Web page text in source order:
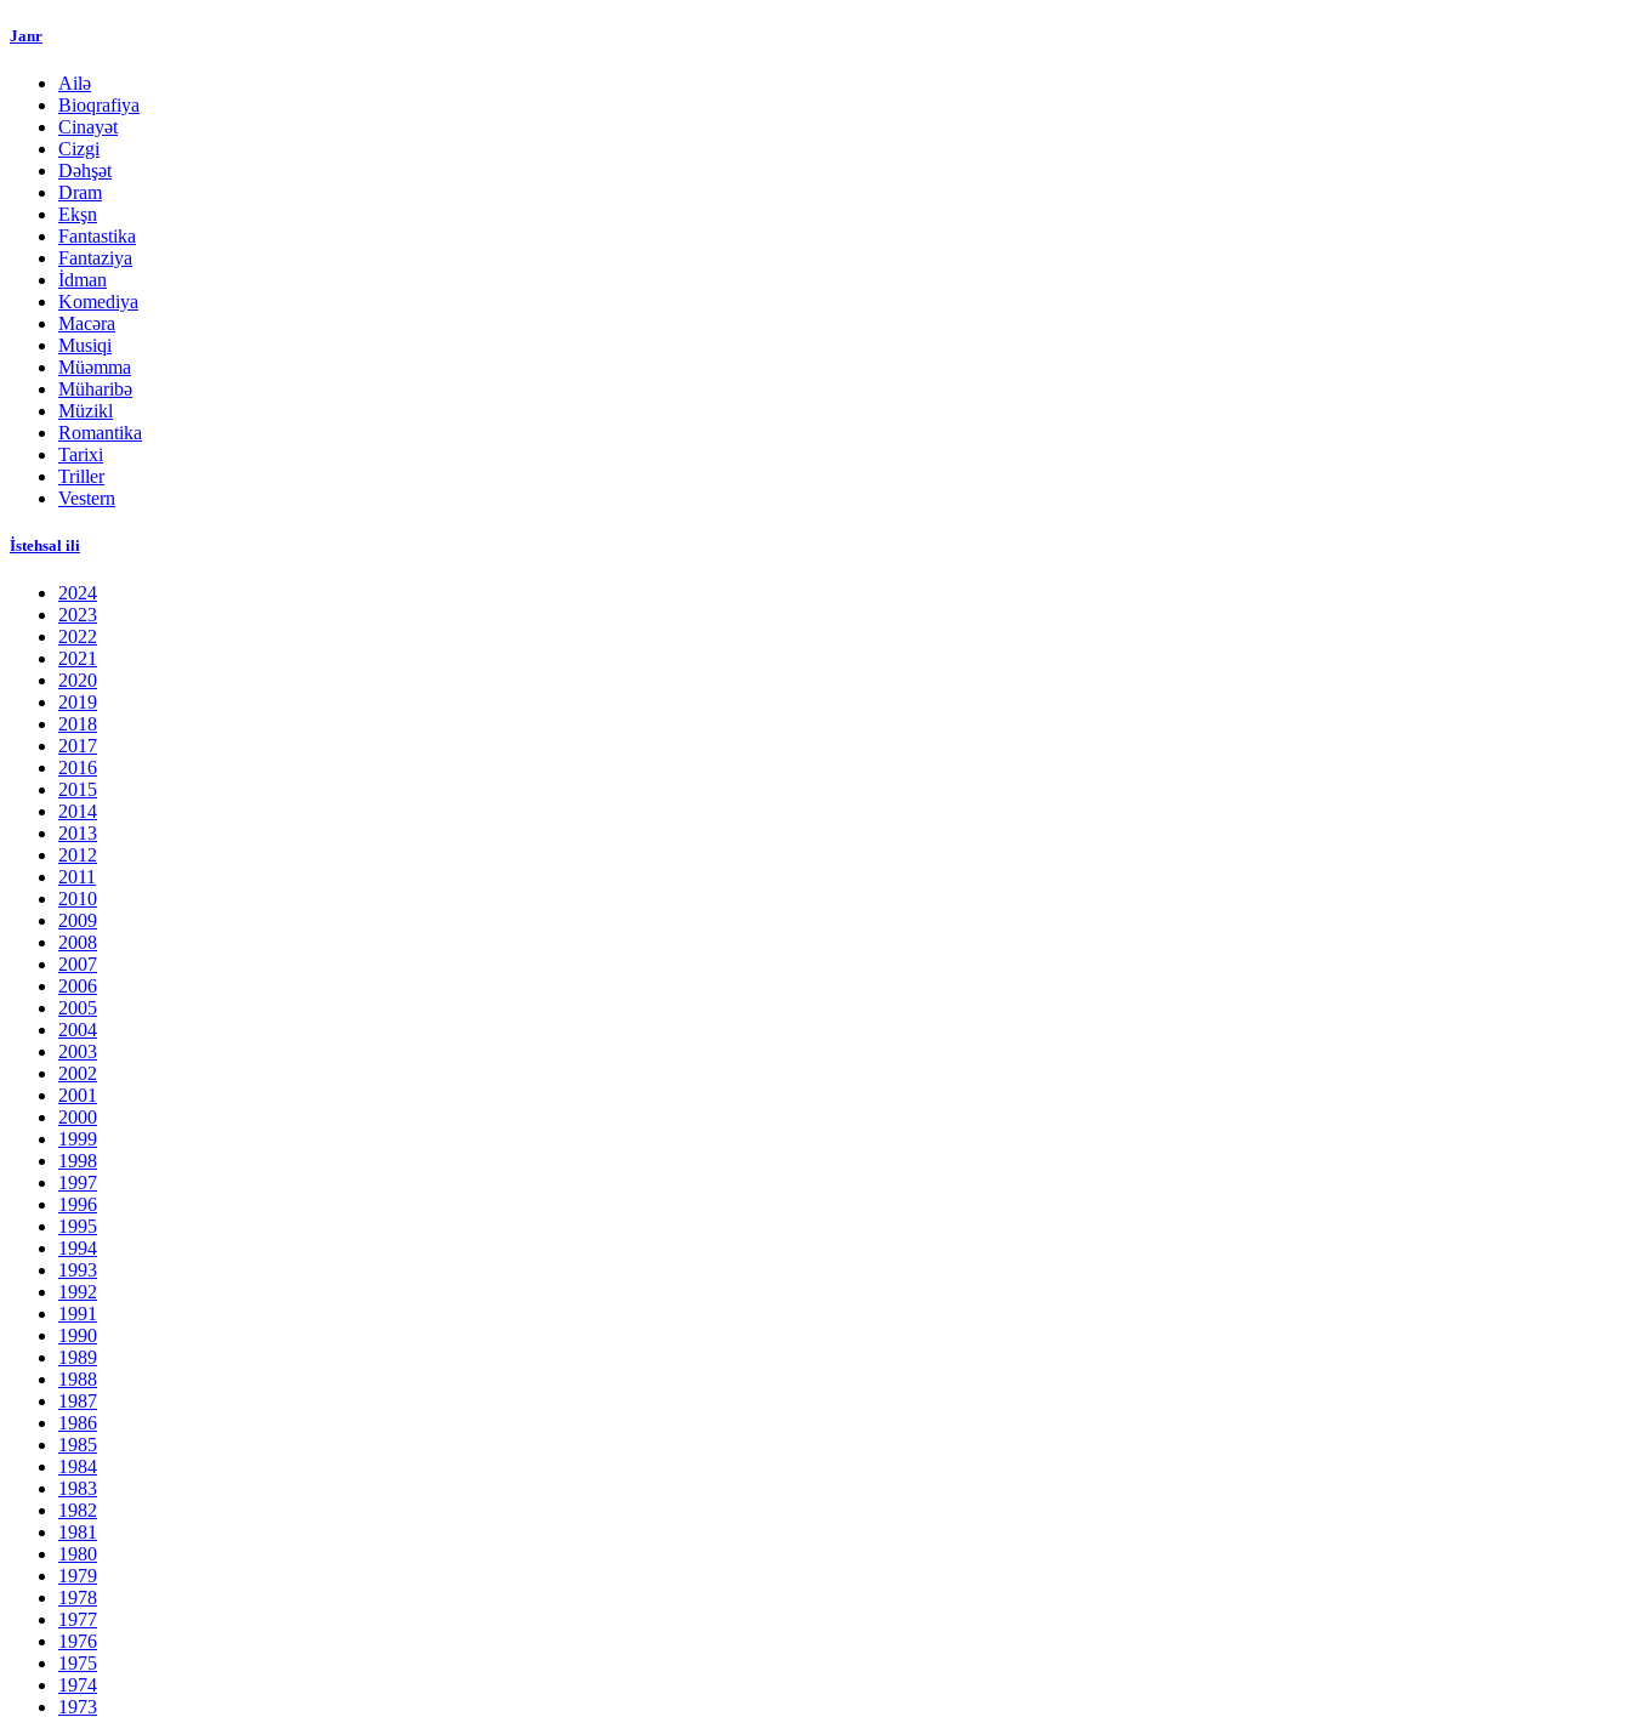
Janr
Ailə
Bioqrafiya
Cinayət
Cizgi
Dəhşət
Dram
Ekşn
Fantastika
Fantaziya
İdman
Komediya
Macəra
Musiqi
Müəmma
Müharibə
Müzikl
Romantika
Tarixi
Triller
Vestern
İstehsal ili
2024
2023
2022
2021
2020
2019
2018
2017
2016
2015
2014
2013
2012
2011
2010
2009
2008
2007
2006
2005
2004
2003
2002
2001
2000
1999
1998
1997
1996
1995
1994
1993
1992
1991
1990
1989
1988
1987
1986
1985
1984
1983
1982
1981
1980
1979
1978
1977
1976
1975
1974
1973